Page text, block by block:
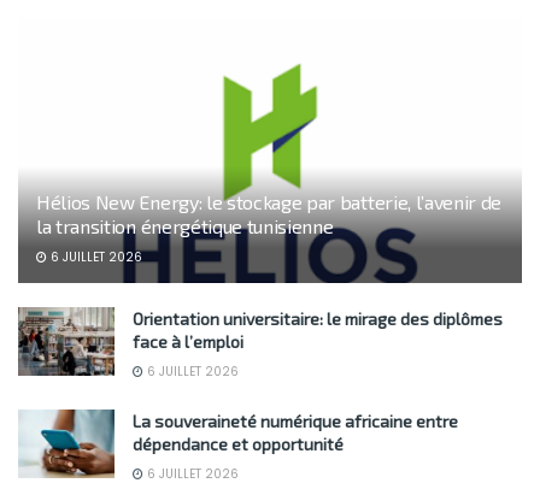
Hélios New Energy: le stockage par batterie, l’avenir de
la transition énergétique tunisienne
6 JUILLET 2026
Orientation universitaire: le mirage des diplômes
face à l’emploi
6 JUILLET 2026
La souveraineté numérique africaine entre
dépendance et opportunité
6 JUILLET 2026